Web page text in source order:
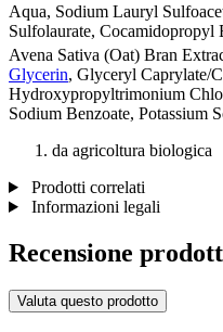
Aqua, Sodium Lauryl
Sulfolaurate, Cocamidopropyl
Avena Sativa (Oat) Bran
Glycerin, Glyceryl Caprylate/
Hydroxypropyltrimonium
Sodium Benzoate, Potassium
da agricoltura biologica
Prodotti correlati
Informazioni legali
Recensione
Valuta questo prodotto